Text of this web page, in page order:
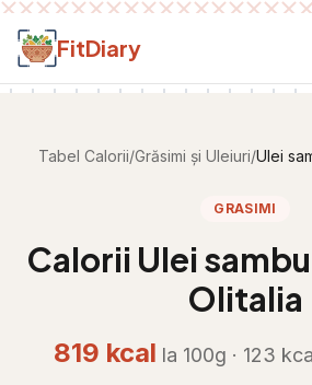
Salt la conținut
FitDiary
Tabel Calorii/Grăsimi și Uleiuri/Ulei
GRASIMI
Calorii Ulei
Olitalia
819 kcal la 100g · 123